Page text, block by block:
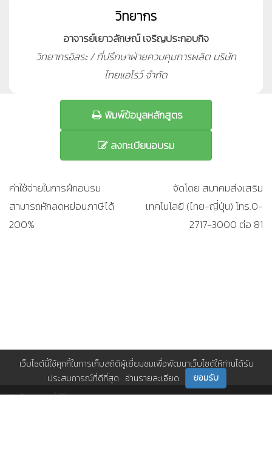
วิทยากร
อาจารย์เยาวลักษณ์ เจริญประกอบกิจ
วิทยากรอิสระ / ที่ปรึกษาฝ่ายควบคุมการผลิต บริษัท
ไทยแอโรว์ จำกัด
พิมพ์ข้อมูลหลักสูตร
ลงทะเบียนอบรม
ค่าใช้จ่ายในการฝึกอบรม
สามารถหักลดหย่อนภาษีได้
200%
จัดโดย สมาคมส่งเสริม
เทคโนโลยี (ไทย-ญี่ปุ่น) โทร.0-
2717-3000 ต่อ 81
ติดตามเราได้ที่
เว็บไซต์นี้ใช้คุกกี้ในการเก็บสถิติผู้เยี่ยมชมเพื่อพัฒนาเว็บไซต์ให้ท่านได้รับ
ประสบการณ์ที่ดีที่สุด อ่านรายละเอียด ยอมรับ